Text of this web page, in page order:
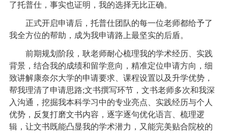
了托普仕，事实也证明，我的选择无比正确。
正式开启申请后，托普仕团队的每一位老师都给予了
我全方位的帮助，成为我申请路上最坚实的后盾。
前期规划阶段，耿老师耐心梳理我的学术经历、实践
背景，结合我的成绩和留学意向，精准定位申请方向，细
致讲解康奈尔大学的申请要求、课程设置以及升学优势，
帮我理清了申请思路;文书撰写环节，文书老师多次和我深
入沟通，挖掘我本科学习中的专业亮点、实践经历与个人
优势，反复打磨文书内容，逐字逐句优化语言、梳理逻
辑，让文书既能凸显我的学术潜力，又能完美贴合院校的